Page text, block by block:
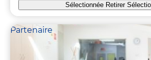
Sélectionnée Retirer
Partenaire